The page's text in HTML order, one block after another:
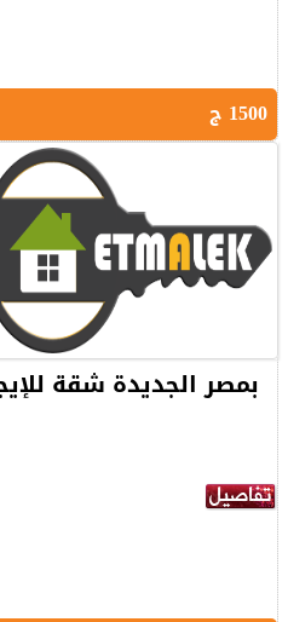
1500 ج
بمصر الجديدة شقة للإيجار